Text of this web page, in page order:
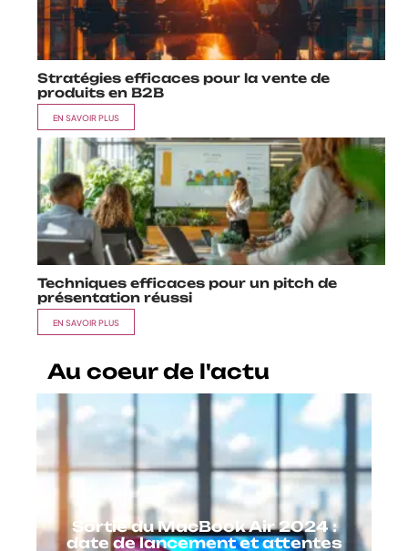
Stratégies efficaces pour la vente de
produits en B2B
EN SAVOIR PLUS
Techniques efficaces pour un pitch de
présentation réussi
EN SAVOIR PLUS
Au coeur de l'actu
Sortie du MacBook Air 2024 :
date de lancement et attentes